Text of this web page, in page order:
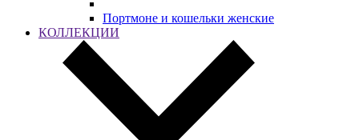
Портмоне и кошельки женские
КОЛЛЕКЦИИ